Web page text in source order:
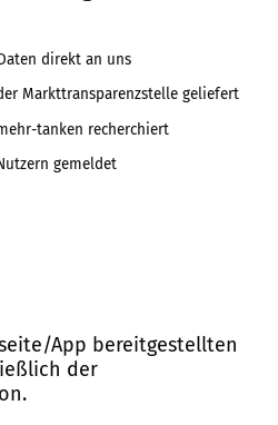
direkt an uns
Markttransparenzstelle geliefert
tanken recherchiert
gemeldet
App bereitgestellten
der